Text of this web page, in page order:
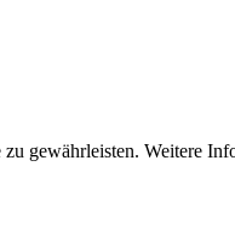
gewährleisten. Weitere